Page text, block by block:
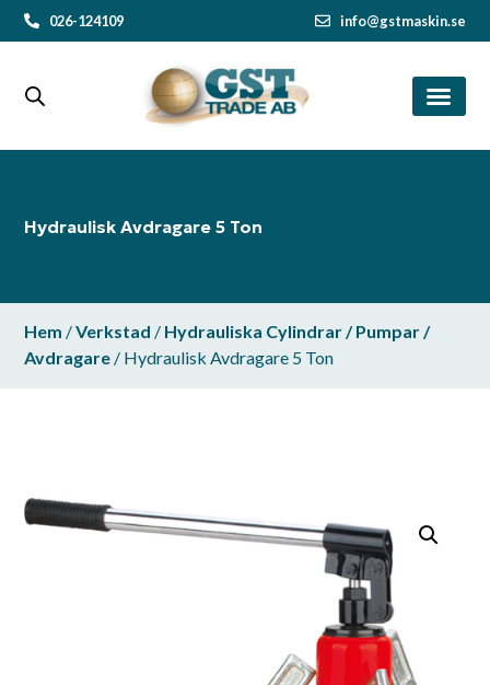
026-124109 info@gstmaskin.se
Hydraulisk Avdragare 5 Ton
Hem /Verkstad / Hydrauliska Cylindrar / Pumpar /
Avdragare / Hydraulisk Avdragare 5 Ton